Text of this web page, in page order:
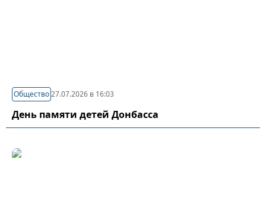
Общество27.07.2026 в 16:03
День памяти детей Донбасса